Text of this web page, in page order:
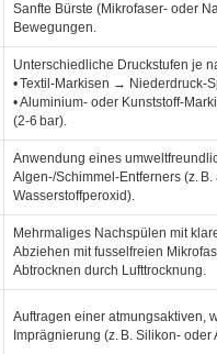
Sanfte Bürste (Mikrofaser‑ oder
Bewegungen.
Unterschiedliche Druckstufen je
• Textil‑Markisen →
• Aluminium‑ oder
(2‑6 bar).
Anwendung eines
Algen‑/Schimmel‑Entferners (z.
Wasserstoffperoxid).
Mehrmaliges Nachspülen mit
Abziehen mit fusselfreien
Abtrocknen durch Lufttrocknung.
Auftragen einer atmungsaktiven,
Imprägnierung (z. B. Silikon‑